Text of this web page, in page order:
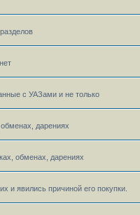
с УАЗами и не только
дарениях
обменах, дарениях
и явились причиной его покупки.